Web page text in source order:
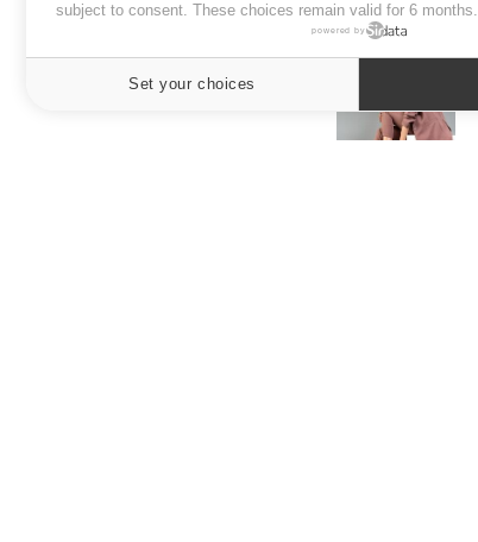
SYMPTÔMES
subject to consent. These choices remain valid for 6 months.
powered by
Set your choices